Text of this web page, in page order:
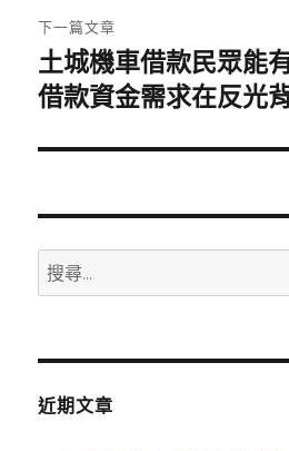
章:
下一篇文章
下
一
文
土城機車借款民眾能
借款資金需求在反光
搜
尋
鍵
近期文章